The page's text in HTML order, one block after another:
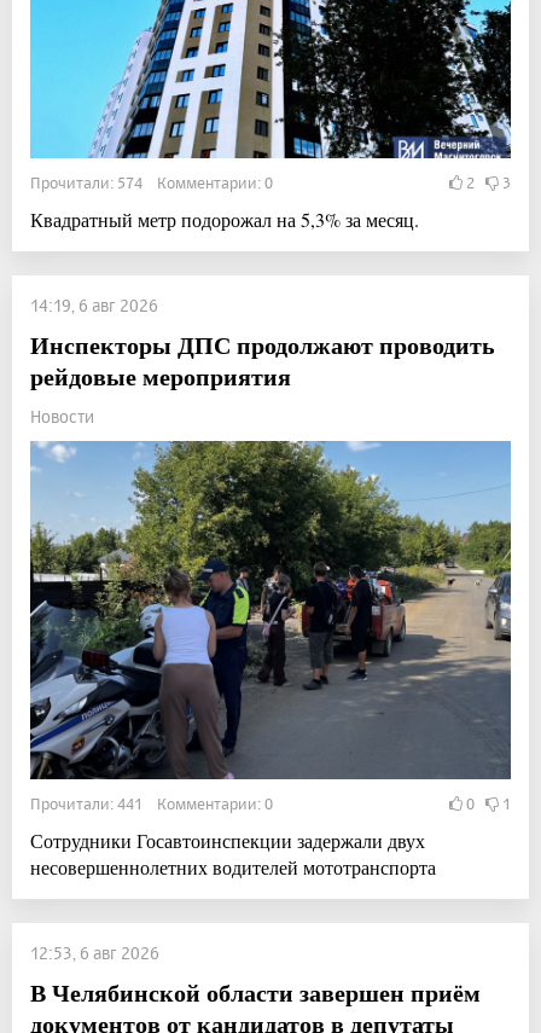
Прочитали: 574 Комментарии: 0 2 3
Квадратный метр подорожал на 5,3% за месяц.
14:19, 6 авг 2026
Инспекторы ДПС продолжают проводить
рейдовые мероприятия
Новости
Прочитали: 441 Комментарии: 0 0 1
Сотрудники Госавтоинспекции задержали двух
несовершеннолетних водителей мототранспорта
12:53, 6 авг 2026
В Челябинской области завершен приём
документов от кандидатов в депутаты